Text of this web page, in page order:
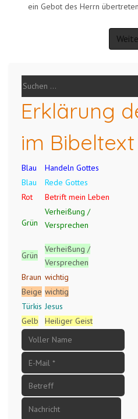
ein Gebot des Herrn
Erklärung
im Bibeltext
Blau
Handeln Gottes
Blau
Rede Gottes
Rot
Betrift mein Leben
Grün
Verheißung /
Versprechen
Grün
Verheißung /
Versprechen
Braun wichtig
Beige wichtig
Türkis Jesus
Gelb
Heiliger Geist